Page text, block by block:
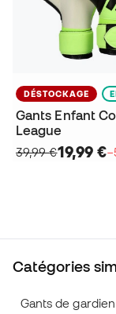
DÉSTOCKAGE
Gants Enfant
League
39,99 €19,99 €
Catégories
Gants de